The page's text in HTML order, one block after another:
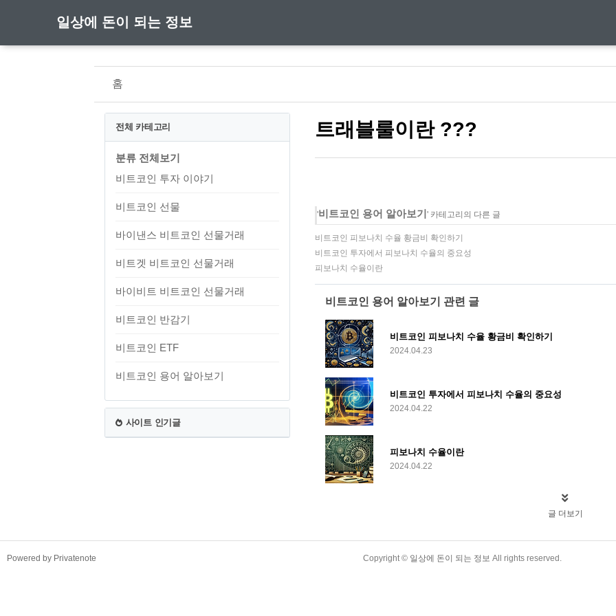
일상에 돈이 되는 정보
홈
트래블룰이란 ???
'비트코인 용어 알아보기' 카테고리의 다른 글
비트코인 피보나치 수율 황금비 확인하기
비트코인 투자에서 피보나치 수율의 중요성
피보나치 수율이란
비트코인 용어 알아보기 관련 글
비트코인 피보나치 수율 황금비 확인하기
2024.04.23
비트코인 투자에서 피보나치 수율의 중요성
2024.04.22
피보나치 수율이란
2024.04.22
글 더보기
전체 카테고리
분류 전체보기
비트코인 투자 이야기
비트코인 선물
바이낸스 비트코인 선물거래
비트겟 비트코인 선물거래
바이비트 비트코인 선물거래
비트코인 반감기
비트코인 ETF
비트코인 용어 알아보기
사이트 인기글
Powered by Privatenote Copyright © 일상에 돈이 되는 정보 All rights reserved.
TistoryWhaleSkin3.4